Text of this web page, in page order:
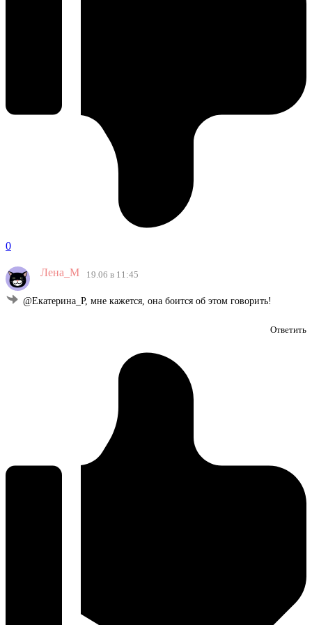
0
Лена_М 19.06 в 11:45
@Екатерина_Р, мне кажется, она боится об этом говорить!
Ответить